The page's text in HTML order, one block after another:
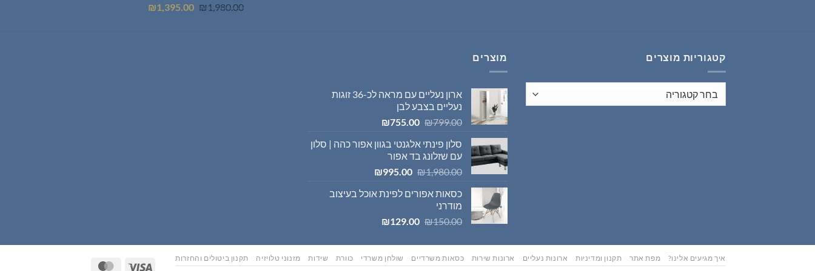
₪ 1,980.00
המחיר
₪1,395.00
המחיר
קטגוריות מוצרים
מוצרים
ארון נעליים עם מראה לכ-36 זוגות
נעליים בצבע לבן
₪799.00
המחיר
היה:
₪799.00.
₪755.00
המחיר
הוא:
סלון פינתי אלגנטי בגוון אפור כהה | סלון
עם שזלונג בד אפור
₪1,980.00
המחיר
היה:
₪995.00
המחיר
הוא:
כסאות אפורים לפינת אוכל בעיצוב
מודרני
₪150.00
המחיר
היה:
₪150.00.
₪129.00
המחיר
הוא:
₪129.00.
Visa
איך מגיעים אלינו? מפת אתר תקנון ומדיניות ארונות נעליים ארונות שירות כסאות משרדיים שולחן משרדי כוורת שידות מזנוני טלויזיה תקנון ביטולים והחזרות